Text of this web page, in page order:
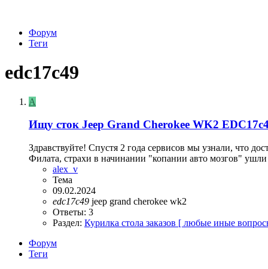
Форум
Теги
edc17c49
A
Ищу сток Jeep Grand Cherokee WK2
Здравствуйте! Спустя 2 года сервисов мы узнали, что
Филата, страхи в начинании "копании авто мозгов"
alex_v
Тема
09.02.2024
edc17c49 jeep grand cherokee wk2
Ответы: 3
Раздел: Курилка стола заказов [ любые иные
Форум
Теги